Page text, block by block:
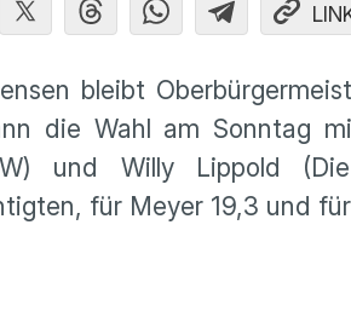
bleibt
die Wahl am Sonntag
und Willy Lippold
für Meyer 19,3 und